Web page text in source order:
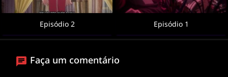
Episódio 2 Episódio 1
Faça um comentário